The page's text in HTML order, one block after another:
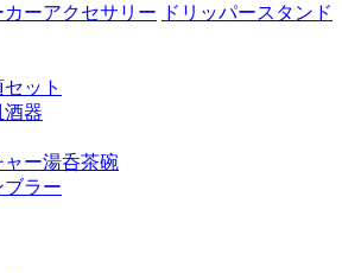
ーアクセサリー ドリッパースタンド
ット
酒器
ャー湯呑茶碗
ブラー